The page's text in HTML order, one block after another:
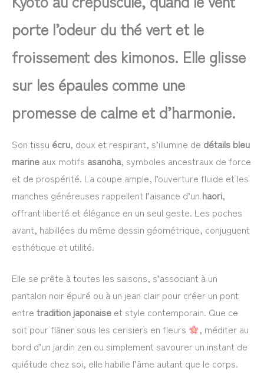
porte l’odeur du thé vert et le
froissement des kimonos. Elle glisse
sur les épaules comme une
promesse de calme et d’harmonie.
Son tissu écru, doux et respirant, s’illumine de détails bleu
marine aux motifs asanoha, symboles ancestraux de force
et de prospérité. La coupe ample, l’ouverture fluide et les
manches généreuses rappellent l’aisance d’un haori,
offrant liberté et élégance en un seul geste. Les poches
avant, habillées du même dessin géométrique, conjuguent
esthétique et utilité.
Elle se prête à toutes les saisons, s’associant à un
pantalon noir épuré ou à un jean clair pour créer un pont
entre tradition japonaise et style contemporain. Que ce
soit pour flâner sous les cerisiers en fleurs
, méditer au
bord d’un jardin zen ou simplement savourer un instant de
quiétude chez soi, elle habille l’âme autant que le corps.